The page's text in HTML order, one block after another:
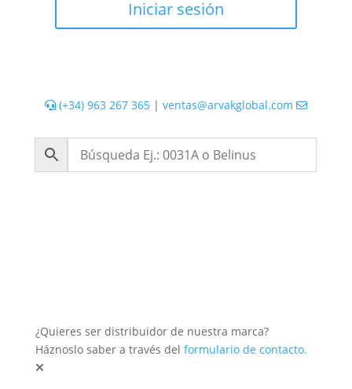
Iniciar sesión
(+34) 963 267 365| ventas@arvakglobal.com
¿Quieres ser distribuidor de nuestra marca?
Háznoslo saber a través del formulario de contacto.